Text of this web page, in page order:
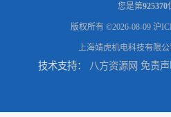
石家庄污染指数SDI仪
您是第925370
版权所有 ©2026-08-09 沪
上海靖虎机电科技有限公
技术支持： 八方资源网 免责